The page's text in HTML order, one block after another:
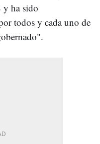
y ha sido
todos y cada uno de